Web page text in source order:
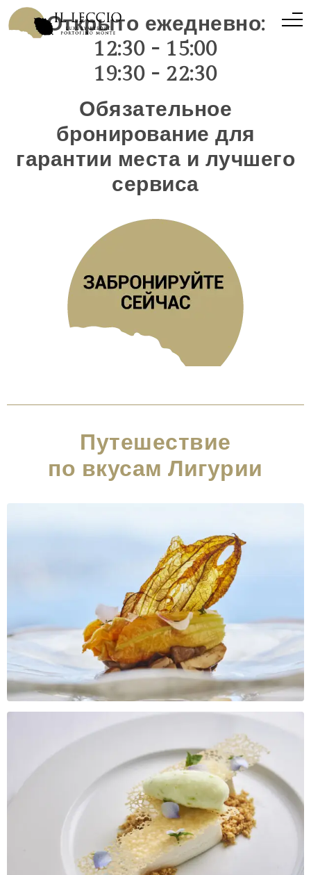
Открыто ежедневно:
12:30 - 15:00
19:30 - 22:30
Обязательное
бронирование для
гарантии места и лучшего
сервиса
Путешествие
по вкусам Лигурии